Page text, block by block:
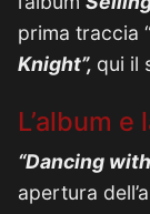
prima traccia
Knight”, qui il
L’album e
“Dancing
apertura